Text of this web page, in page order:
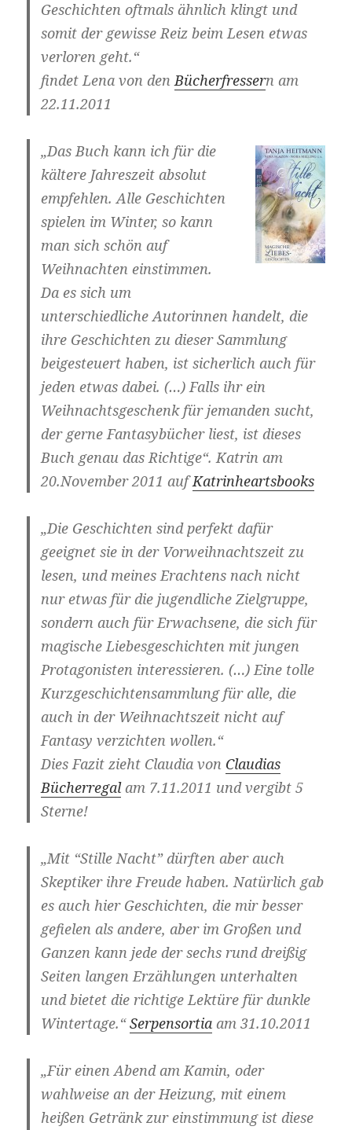
Geschichten oftmals ähnlich klingt und
somit der gewisse Reiz beim Lesen etwas
verloren geht.“
findet Lena von denBücherfressern am
22.11.2011
„Das Buch kann ich für die
kältere Jahreszeit absolut
empfehlen. Alle Geschichten
spielen im Winter, so kann
man sich schön auf
Weihnachten einstimmen.
Da es sich um
unterschiedliche Autorinnen handelt, die
ihre Geschichten zu dieser Sammlung
beigesteuert haben, ist sicherlich auch für
jeden etwas dabei. (…) Falls ihr ein
Weihnachtsgeschenk für jemanden sucht,
der gerne Fantasybücher liest, ist dieses
Buch genau das Richtige“. Katrin am
20.November 2011 aufKatrinheartsbooks
„Die Geschichten sind perfekt dafür
geeignet sie in der Vorweihnachtszeit zu
lesen, und meines Erachtens nach nicht
nur etwas für die jugendliche Zielgruppe,
sondern auch für Erwachsene, die sich für
magische Liebesgeschichten mit jungen
Protagonisten interessieren. (…) Eine tolle
Kurzgeschichtensammlung für alle, die
auch in der Weihnachtszeit nicht auf
Fantasy verzichten wollen.“
Dies Fazit zieht Claudia von Claudias
Bücherregalam 7.11.2011 und vergibt 5
Sterne!
„Mit “Stille Nacht” dürften aber auch
Skeptiker ihre Freude haben. Natürlich gab
es auch hier Geschichten, die mir besser
gefielen als andere, aber im Großen und
Ganzen kann jede der sechs rund dreißig
Seiten langen Erzählungen unterhalten
und bietet die richtige Lektüre für dunkle
Wintertage.“Serpensortia am 31.10.2011
„Für einen Abend am Kamin, oder
wahlweise an der Heizung, mit einem
heißen Getränk zur einstimmung ist diese